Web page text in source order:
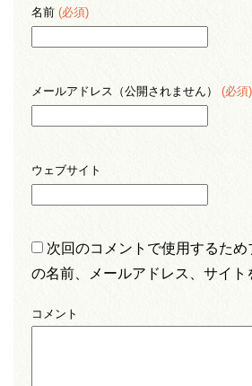
名前 (必須)
メールアドレス（公開されません） (必須)
ウェブサイト
次回のコメントで使用するた
の名前、メールアドレス、サイト
コメント